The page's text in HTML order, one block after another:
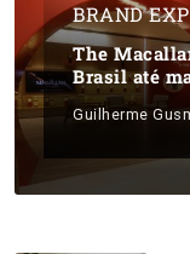
BRAND
The
Brasil até
Guilherme